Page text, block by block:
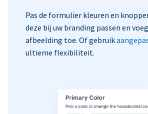
Pas de formulier kleuren en
deze bij uw branding passen en
afbeelding toe. Of gebruik
ultieme flexibiliteit.